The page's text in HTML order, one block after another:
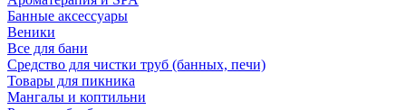
Банные аксессуары
Веники
Все для бани
Средство для чистки труб (банных, печи)
Товары для пикника
Мангалы и коптильни